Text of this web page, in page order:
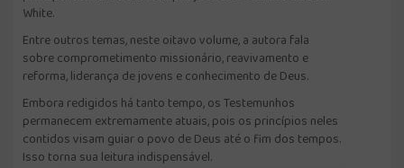
White.
Entre outros temas, neste oitavo volume, a autora fala
sobre comprometimento missionário, reavivamento e
reforma, liderança de jovens e conhecimento de Deus.
Embora redigidos há tanto tempo, os Testemunhos
permanecem extremamente atuais, pois os princípios neles
contidos visam guiar o povo de Deus até o fim dos tempos.
Isso torna sua leitura indispensável.